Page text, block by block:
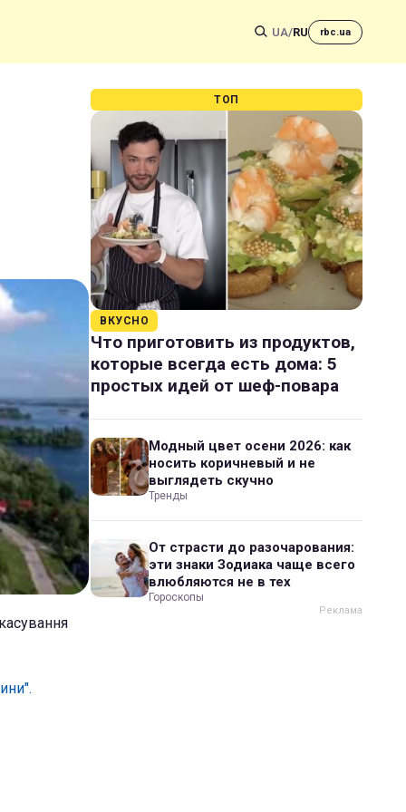
UA/RU rbc.ua
".
ТОП
ВКУСНО
Что приготовить из продуктов,
которые всегда есть дома: 5
простых идей от шеф-повара
Модный цвет осени 2026: как
носить коричневый и не
выглядеть скучно
Тренды
От страсти до разочарования:
эти знаки Зодиака чаще всего
влюбляются не в тех
Гороскопы